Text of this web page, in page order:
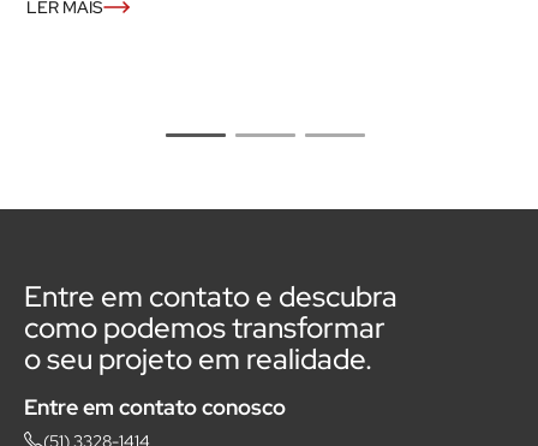
LER MAIS
Entre em contato e descubra
como podemos transformar
o seu projeto em realidade.
Entre em contato conosco
(51) 3328-1414